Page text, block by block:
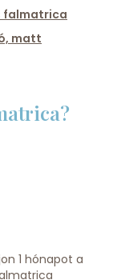
falmatrica
matt
1 hónapot a